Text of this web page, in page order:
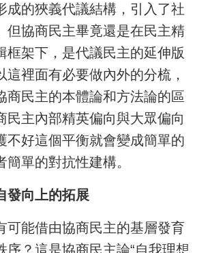
成的狹義代議結構，引入了社
但協商民主畢竟還是在民主精
框架下，是代議民主的延伸版
這裡面有必要做內外的分梳，
商民主的本體論和方法論的區
民主內部精英偏向與大眾偏向
不好這個平衡就會變成簡單的
簡單的對抗性建構。
發向上的拓展
可能借由協商民主的基層發育
序？這是協商民主論“自我理想